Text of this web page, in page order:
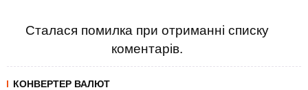
Сталася помилка при отриманні списку
коментарів.
КОНВЕРТЕР ВАЛЮТ